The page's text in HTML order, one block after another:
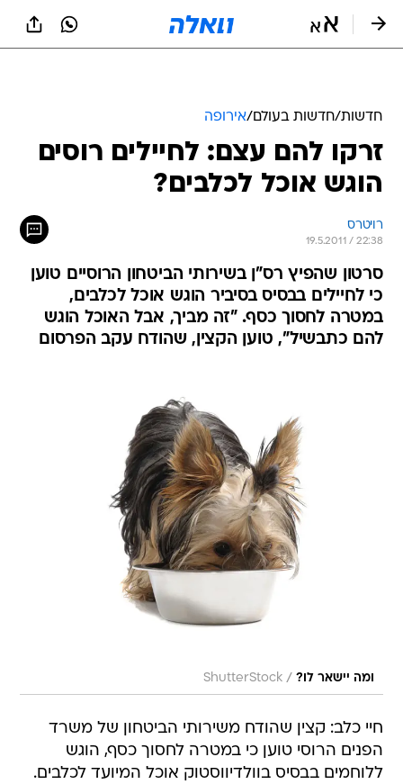
זרקו להם עצם: לחיילים רוסים
הוגש אוכל לכלבים?
רויטרס
סרטון שהפיץ רס"ן בשירותי הביטחון הרוסיים טוען
במטרה לחסוך כסף. "זה מביך, אבל האוכל הוגש
להם כתבשיל", טוען הקצין, שהודח עקב הפרסום
חיי כלב: קצין שהודח משירותי הביטחון של משרד
ללוחמים בבסיס בוולדיווסטוק אוכל המיועד לכלבים.
הקצין, רס"ן איגור מטייב, ביקש לחשוף לפני מספר
שבועות מספר מקרים של שחיתות המתבצעים